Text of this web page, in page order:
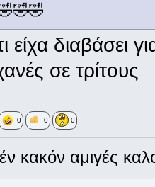
είχα διαβάσει
σε τρίτους
0 0 0
κακόν αμιγές